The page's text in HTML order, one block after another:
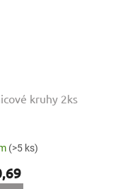
kruhy 2ks
(>5 ks)